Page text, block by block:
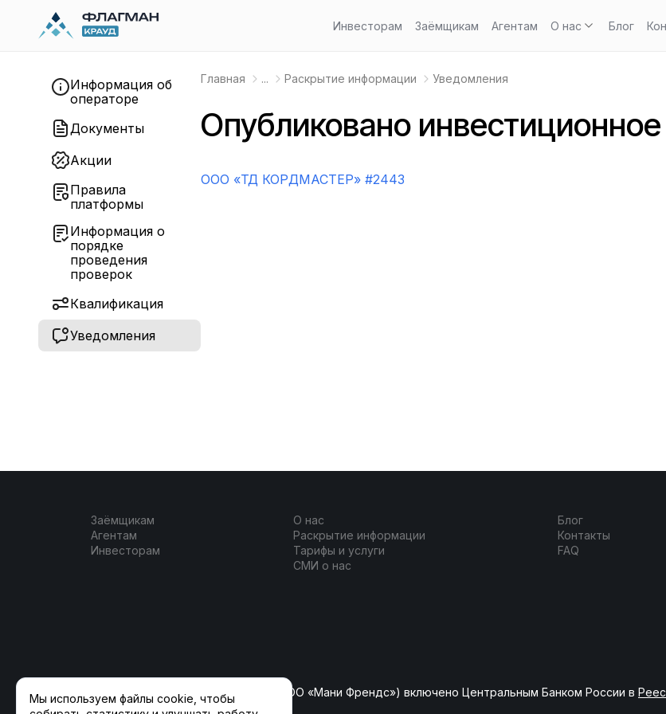
Инвесторам Заёмщикам Агентам О нас Блог
Мы используем файлы cookie, чтобы
Информация об
операторе
Документы
Акции
Правила
платформы
Информация о
порядке
проведения
проверок
Квалификация
Уведомления
Главная ... Раскрытие информации Уведомления
Опубликовано
OOO «ТД КОРДМАСТЕР» #2443
Заёмщикам
Агентам
Инвесторам
О нас
Раскрытие информации
Тарифы и услуги
СМИ о нас
Блог
Контакты
FAQ
ООО «ФлагманКрауд» (ранее ООО «Мани Френдс») включено Центральным Банком России в